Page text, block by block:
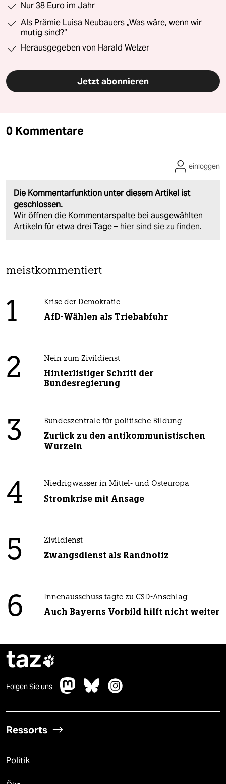
Nur 38 Euro im Jahr
Als Prämie Luisa Neubauers „Was wäre, wenn wir
mutig sind?“
Herausgegeben von Harald Welzer
Jetzt abonnieren
0 Kommentare
Die Kommentarfunktion unter diesem Artikel ist
geschlossen.
Wir öffnen die Kommentarspalte bei ausgewählten
Artikeln für etwa drei Tage – hier sind sie zu finden.
einloggen
meistkommentiert
1 Krise der Demokratie
AfD-Wählen als Triebabfuhr
2 Nein zum Zivildienst
Hinterlistiger Schritt der
Bundesregierung
3 Bundeszentrale für politische Bildung
Zurück zu den antikommunistischen
Wurzeln
4 Niedrigwasser in Mittel- und Osteuropa
Stromkrise mit Ansage
5 Zivildienst
Zwangsdienst als Randnotiz
6 Innenausschuss tagte zu CSD-Anschlag
Auch Bayerns Vorbild hilft nicht weiter
taz
Folgen Sie uns
Ressorts
Politik